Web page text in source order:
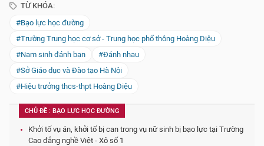
TỪ KHÓA:
#Bạo lực học đường
#Trường Trung học cơ sở - Trung học phổ thông Hoàng Diệu
#Nam sinh đánh bạn
#Đánh nhau
#Sở Giáo dục và Đào tạo Hà Nội
#Hiệu trưởng thcs-thpt Hoàng Diệu
CHỦ ĐỀ : BẠO LỰC HỌC ĐƯỜNG
Khởi tố vụ án, khởi tố bị can trong vụ nữ sinh bị bạo lực tại Trường
Cao đẳng nghề Việt - Xô số 1